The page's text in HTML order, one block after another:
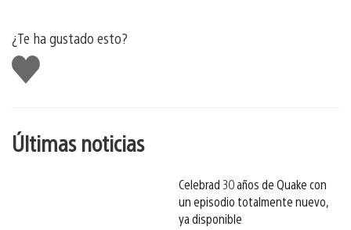
¿Te ha gustado esto?
Me
gusta
Últimas noticias
Celebrad 30 años de Quake con
un episodio totalmente nuevo,
ya disponible